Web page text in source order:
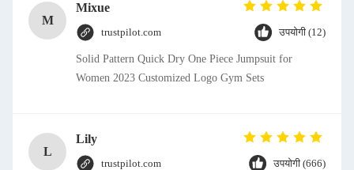
M
Mixue
trustpilot.com उपयोगी (12)
Solid Pattern Quick Dry One Piece Jumpsuit for
Women 2023 Customized Logo Gym Sets
L
Lily
trustpilot.com उपयोगी (666)